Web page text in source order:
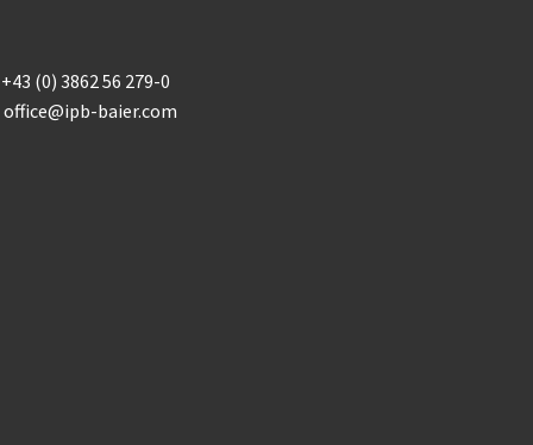
(0) 3862 56 279-0
office@ipb-baier.com